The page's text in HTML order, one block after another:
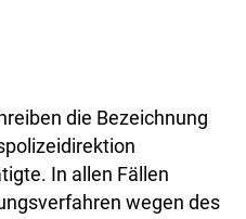
die Bezeichnung
In allen Fällen
wegen des